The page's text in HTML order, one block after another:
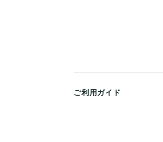
ご利用ガイド